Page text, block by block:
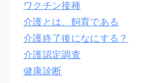
ワクチン接種
介護とは、飼育である
介護終了後になにする？
介護認定調査
健康診断